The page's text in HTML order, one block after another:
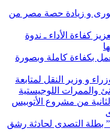
و زيادة حصة مصر من
كفاءة الأداء ـ ندوة
بكفاءة كاملة وبصورة
و وزير النقل لمتابعة
والممرات اللوجيستية
من مشروع الأتوبيس
” بطلة التصدى لحادثة رشق